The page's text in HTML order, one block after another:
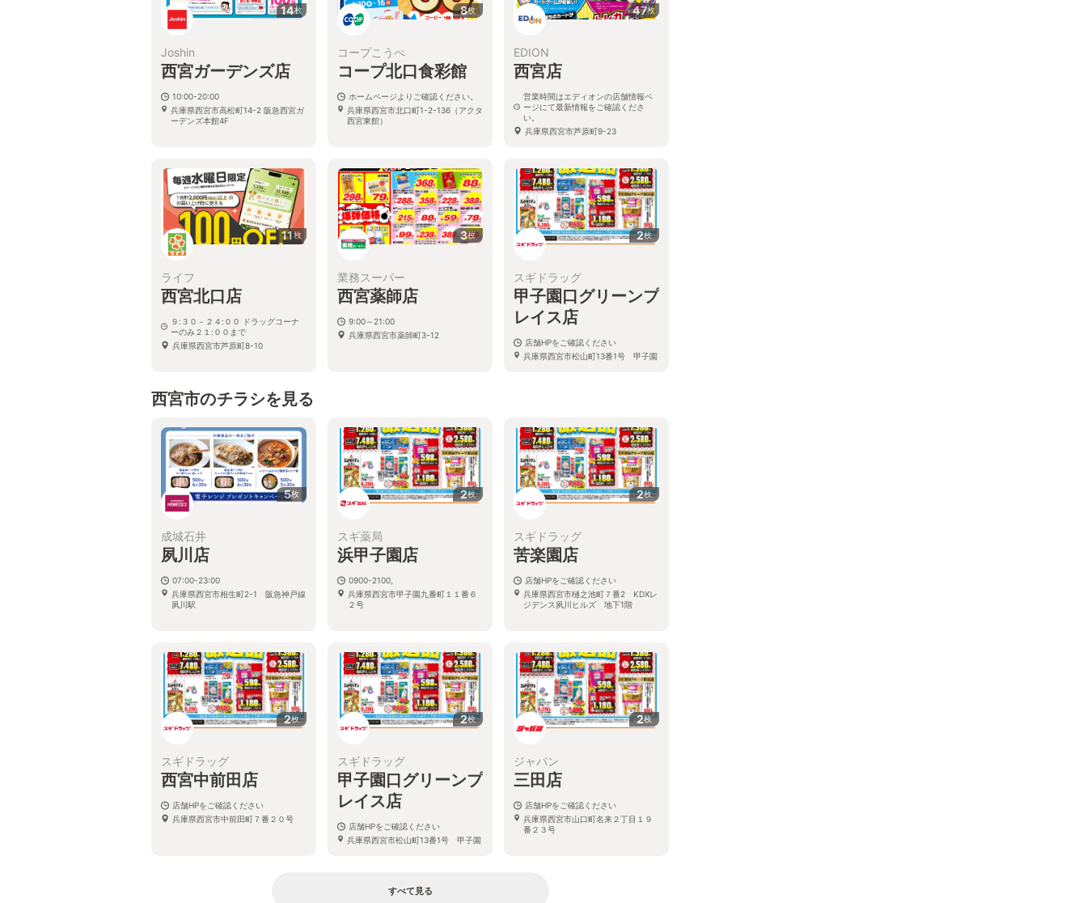
14枚
Joshin
西宮ガーデンズ店
10:00-20:00
兵庫県西宮市高松町14-2 阪急西宮ガ
ーデンズ本館4F
8枚
コープこうべ
コープ北口食彩館
ホームページよりご確認ください。
兵庫県西宮市北口町1-2-136（アクタ
西宮東館）
47枚
EDION
西宮店
営業時間はエディオンの店舗情報ペ
ージにて最新情報をご確認くださ
い。
兵庫県西宮市芦原町9-23
11枚
ライフ
西宮北口店
９:３０－２４:００ ドラッグコーナ
ーのみ２１:００まで
兵庫県西宮市芦原町8-10
3枚
業務スーパー
西宮薬師店
9:00～21:00
兵庫県西宮市薬師町3-12
2枚
スギドラッグ
甲子園口グリーンプ
レイス店
店舗HPをご確認ください
兵庫県西宮市松山町13番1号 甲子園
西宮市のチラシを見る
5枚
成城石井
夙川店
07:00-23:00
兵庫県西宮市相生町2-1 阪急神戸線
夙川駅
2枚
スギ薬局
浜甲子園店
0900-2100,
兵庫県西宮市甲子園九番町１１番６
２号
2枚
スギドラッグ
苦楽園店
店舗HPをご確認ください
兵庫県西宮市樋之池町７番2 KDXレ
ジデンス夙川ヒルズ 地下1階
2枚
スギドラッグ
西宮中前田店
店舗HPをご確認ください
兵庫県西宮市中前田町７番２０号
2枚
スギドラッグ
甲子園口グリーンプ
レイス店
店舗HPをご確認ください
兵庫県西宮市松山町13番1号 甲子園
2枚
ジャパン
三田店
店舗HPをご確認ください
兵庫県西宮市山口町名来２丁目１９
番２３号
すべて見る